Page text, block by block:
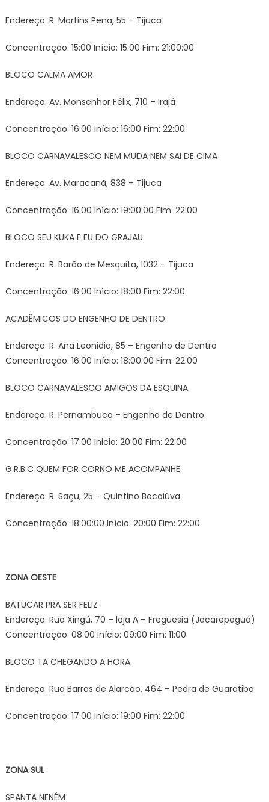
Endereço: R. Martins Pena, 55 – Tijuca
Concentração: 15:00 Início: 15:00 Fim: 21:00:00
BLOCO CALMA AMOR
Endereço: Av. Monsenhor Félix, 710 – Irajá
Concentração: 16:00 Início: 16:00 Fim: 22:00
BLOCO CARNAVALESCO NEM MUDA NEM SAI DE CIMA
Endereço: Av. Maracanã, 838 – Tijuca
Concentração: 16:00 Início: 19:00:00 Fim: 22:00
BLOCO SEU KUKA E EU DO GRAJAU
Endereço: R. Barão de Mesquita, 1032 – Tijuca
Concentração: 16:00 Início: 18:00 Fim: 22:00
ACADÊMICOS DO ENGENHO DE DENTRO
Endereço: R. Ana Leonidia, 85 – Engenho de Dentro
Concentração: 16:00 Início: 18:00:00 Fim: 22:00
BLOCO CARNAVALESCO AMIGOS DA ESQUINA
Endereço: R. Pernambuco – Engenho de Dentro
Concentração: 17:00 Inicio: 20:00 Fim: 22:00
G.R.B.C QUEM FOR CORNO ME ACOMPANHE
Endereço: R. Saçu, 25 – Quintino Bocaiúva
Concentração: 18:00:00 Início: 20:00 Fim: 22:00
ZONA OESTE
BATUCAR PRA SER FELIZ
Endereço: Rua Xingú, 70 – loja A – Freguesia (Jacarepaguá)
Concentração: 08:00 Início: 09:00 Fim: 11:00
BLOCO TA CHEGANDO A HORA
Endereço: Rua Barros de Alarcão, 464 – Pedra de Guaratiba
Concentração: 17:00 Início: 19:00 Fim: 22:00
ZONA SUL
SPANTA NENÉM